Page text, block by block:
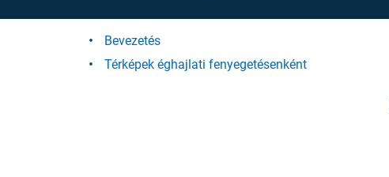
Bevezetés
Térképek éghajlati fenyegetésenként